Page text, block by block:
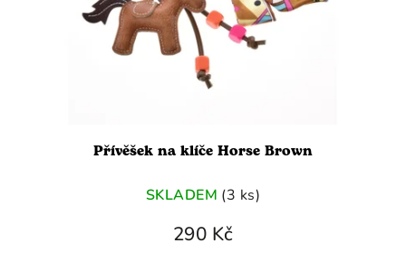
Přívěšek na klíče Horse Brown
SKLADEM (3 ks)
290 Kč